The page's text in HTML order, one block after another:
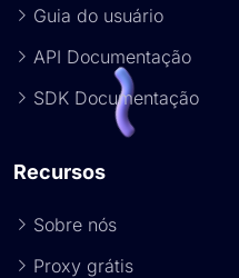
Guia do usuário
API Documentação
SDK Documentação
Recursos
Sobre nós
Proxy grátis